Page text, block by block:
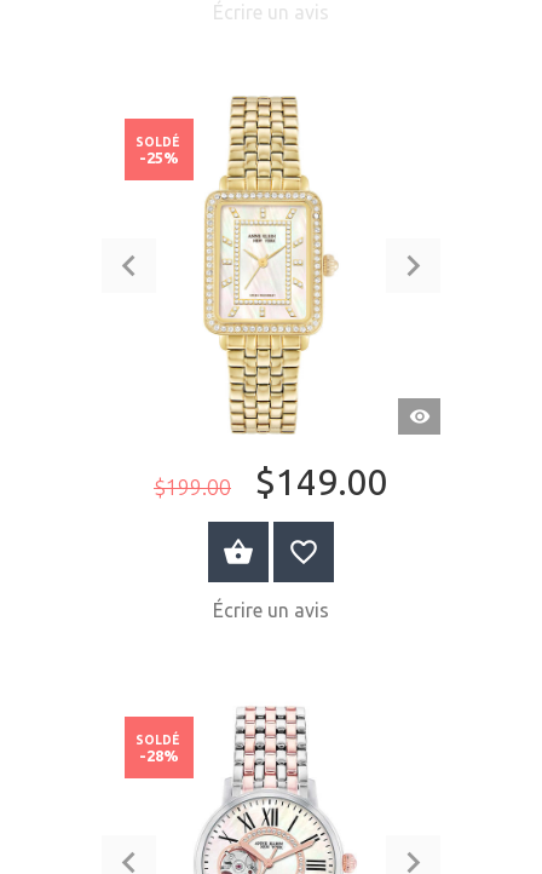
Écrire un avis
APERÇU
RAPIDE
$199.00 $149.00
SOLDÉ
-25%
ACHETER MAINTENANT
Écrire un avis
SOLDÉ
-28%